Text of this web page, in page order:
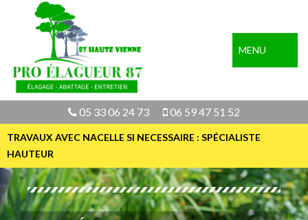
MENU
05 33 06 24 73 06 59 47 51 52
TRAVAUX AVEC NACELLE SI NECESSAIRE : SPÉCIALISTE
HAUTEUR